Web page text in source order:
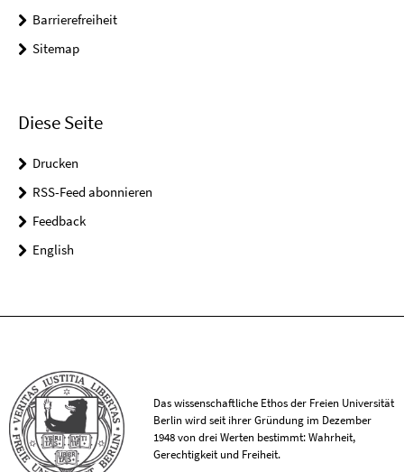
Barrierefreiheit
Sitemap
Diese Seite
Drucken
RSS-Feed abonnieren
Feedback
English
Das wissenschaftliche Ethos der Freien Universität
Berlin wird seit ihrer Gründung im Dezember
1948 von drei Werten bestimmt: Wahrheit,
Gerechtigkeit und Freiheit.